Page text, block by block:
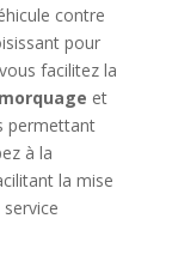
contre
pour
facilitez la
et
permettant
à la
la mise